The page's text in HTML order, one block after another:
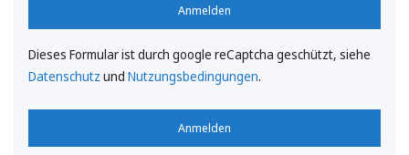
Anmelden
Dieses Formular ist durch google reCaptcha geschützt, siehe
Datenschutz und Nutzungsbedingungen.
Anmelden